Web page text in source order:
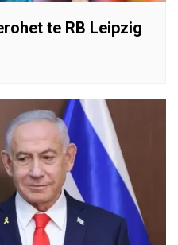
te RB Leipzig